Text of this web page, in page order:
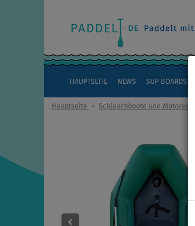
HAUPTSEITE NEWS SUP BOARDS
Hauptseite > Schlauchboote und Motoren